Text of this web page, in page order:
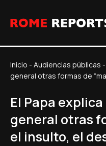
Inicio - Audiencias públicas -
general otras formas de
El Papa
general otras
el insulto, el